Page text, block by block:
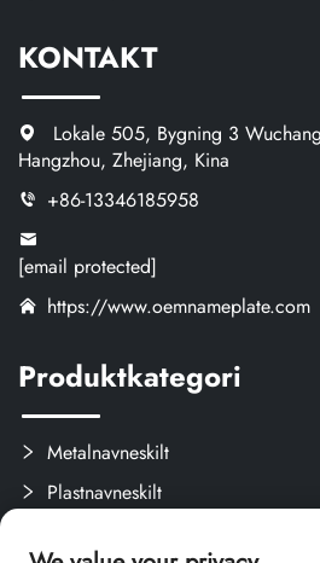
KONTAKT
Lokale 505, Bygning 3
Hangzhou, Zhejiang, Kina
+86-13346185958
[email protected]
https://www.oemnameplate.com
Produktkategori
Metalnavneskilt
Plastnavneskilt